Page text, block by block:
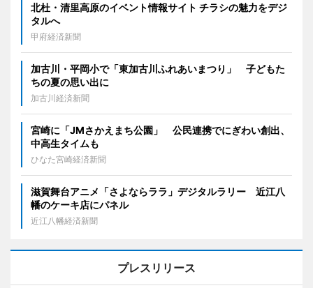
北杜・清里高原のイベント情報サイト チラシの魅力をデジ
タルへ
甲府経済新聞
加古川・平岡小で「東加古川ふれあいまつり」 子どもた
ちの夏の思い出に
加古川経済新聞
宮崎に「JMさかえまち公園」 公民連携でにぎわい創出、
中高生タイムも
ひなた宮崎経済新聞
滋賀舞台アニメ「さよならララ」デジタルラリー 近江八
幡のケーキ店にパネル
近江八幡経済新聞
プレスリリース